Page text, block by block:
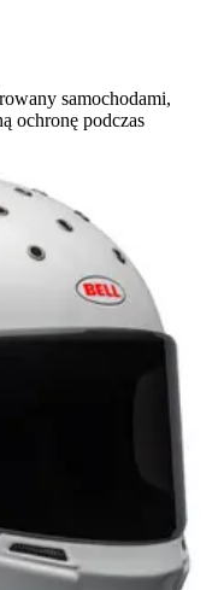
samochodami,
ochronę podczas